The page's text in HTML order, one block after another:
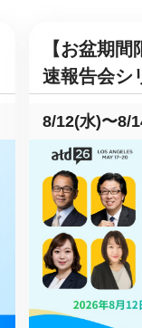
【お盆期
速報告会シ
8/12(水)〜8/